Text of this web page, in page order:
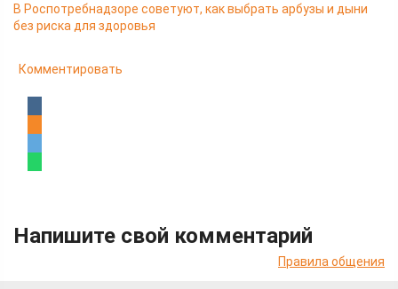
В Роспотребнадзоре советуют, как выбрать арбузы и дыни
без риска для здоровья
Комментировать
Напишите свой комментарий
Правила общения